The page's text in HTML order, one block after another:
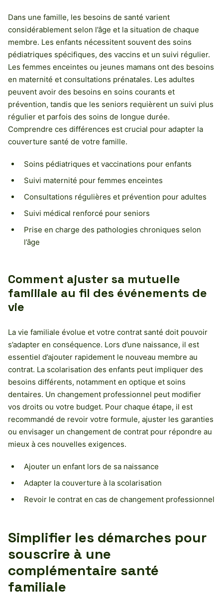
Dans une famille, les besoins de santé varient
considérablement selon l’âge et la situation de chaque
membre. Les enfants nécessitent souvent des soins
pédiatriques spécifiques, des vaccins et un suivi régulier.
Les femmes enceintes ou jeunes mamans ont des besoins
en maternité et consultations prénatales. Les adultes
peuvent avoir des besoins en soins courants et
prévention, tandis que les seniors requièrent un suivi plus
régulier et parfois des soins de longue durée.
Comprendre ces différences est crucial pour adapter la
couverture santé de votre famille.
Soins pédiatriques et vaccinations pour enfants
Suivi maternité pour femmes enceintes
Consultations régulières et prévention pour adultes
Suivi médical renforcé pour seniors
Prise en charge des pathologies chroniques selon
l’âge
Comment ajuster sa mutuelle
familiale au fil des événements de
vie
La vie familiale évolue et votre contrat santé doit pouvoir
s’adapter en conséquence. Lors d’une naissance, il est
essentiel d’ajouter rapidement le nouveau membre au
contrat. La scolarisation des enfants peut impliquer des
besoins différents, notamment en optique et soins
dentaires. Un changement professionnel peut modifier
vos droits ou votre budget. Pour chaque étape, il est
recommandé de revoir votre formule, ajuster les garanties
ou envisager un changement de contrat pour répondre au
mieux à ces nouvelles exigences.
Ajouter un enfant lors de sa naissance
Adapter la couverture à la scolarisation
Revoir le contrat en cas de changement professionnel
Simplifier les démarches pour
souscrire à une
complémentaire santé
familiale